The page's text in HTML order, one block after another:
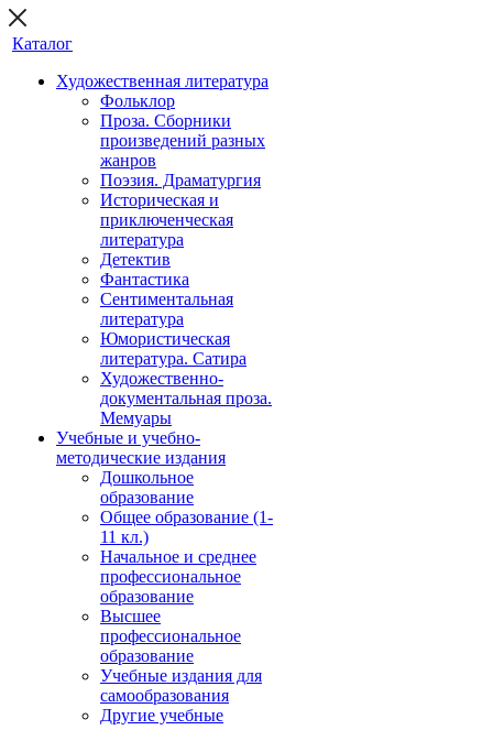
Каталог
Художественная литература
Фольклор
Проза. Сборники
произведений разных
жанров
Поэзия. Драматургия
Историческая и
приключенческая
литература
Детектив
Фантастика
Сентиментальная
литература
Юмористическая
литература. Сатира
Художественно-
документальная проза.
Мемуары
Учебные и учебно-
методические издания
Дошкольное
образование
Общее образование (1-
11 кл.)
Начальное и среднее
профессиональное
образование
Высшее
профессиональное
образование
Учебные издания для
самообразования
Другие учебные